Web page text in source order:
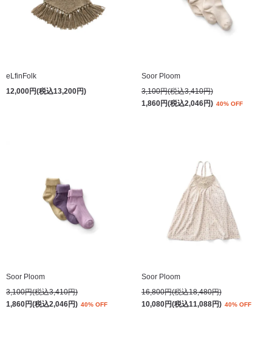
eLfinFolk
12,000円(税込13,200円)
Soor Ploom
3,100円(税込3,410円)
1,860円(税込2,046円) 40% OFF
Soor Ploom
3,100円(税込3,410円)
1,860円(税込2,046円) 40% OFF
Soor Ploom
16,800円(税込18,480円)
10,080円(税込11,088円) 40% OFF